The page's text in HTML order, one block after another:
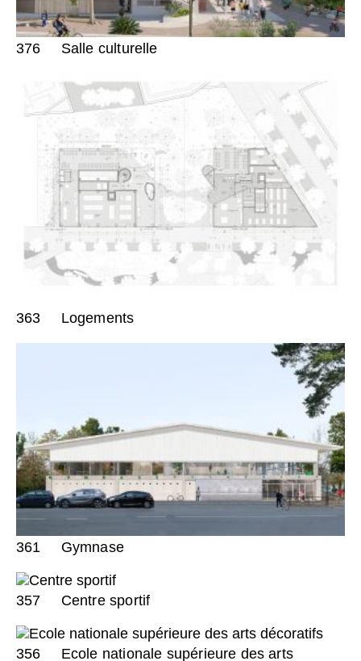
376 Salle culturelle
363 Logements
361 Gymnase
357 Centre sportif
356 Ecole nationale supérieure des arts